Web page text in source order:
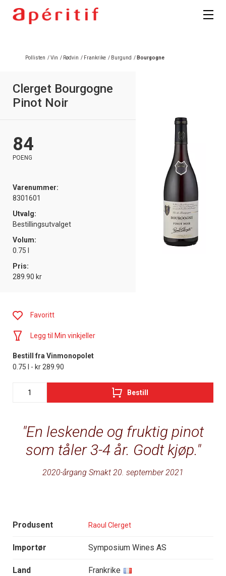
Pollisten /Vin / Rødvin / Frankrike / Burgund / Bourgogne
Clerget Bourgogne
Pinot Noir
84
POENG
Varenummer:
8301601
Utvalg:
Bestillingsutvalget
Volum:
0.75 l
Pris:
289.90 kr
En leskende og fruktig pinot
som tåler 3-4 år. Godt kjøp.
2020-årgang Smakt 20. september 2021
Produsent Raoul Clerget
Importør Symposium Wines AS
Land Frankrike
Favoritt
Legg til Min vinkjeller
Bestill fra Vinmonopolet
0.75 l - kr 289.90
Bestill